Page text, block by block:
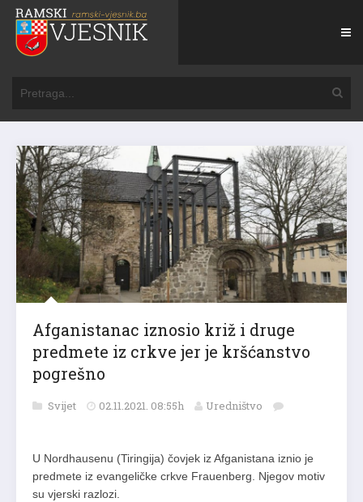
Afganistanac iznosio križ i druge
predmete iz crkve jer je kršćanstvo
pogrešno
Svijet 02.11.2021. 08:55h Uredništvo
U Nordhausenu (Tiringija) čovjek iz Afganistana iznio je
predmete iz evangeličke crkve Frauenberg. Njegov motiv
su vjerski razlozi.